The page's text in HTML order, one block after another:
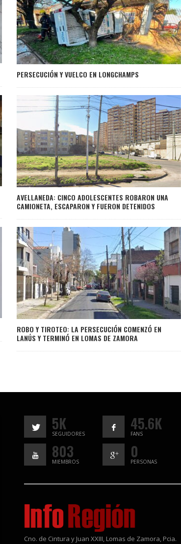
PERSECUCIÓN Y VUELCO EN LONGCHAMPS
AVELLANEDA: CINCO ADOLESCENTES ROBARON UNA
CAMIONETA, ESCAPARON Y FUERON DETENIDOS
ROBO Y TIROTEO: LA PERSECUCIÓN COMENZÓ EN
LANÚS Y TERMINÓ EN LOMAS DE ZAMORA
5K
SEGUIDORES
45.6K
FANS
803
MIEMBROS
0
PERSONAS
Cno. de Cintura y Juan XXIII, Lomas de Zamora, Pcia.